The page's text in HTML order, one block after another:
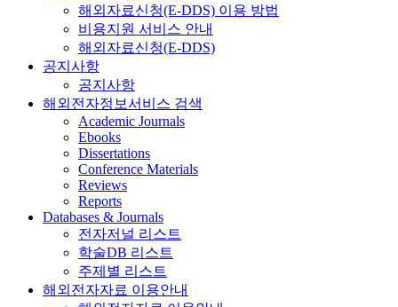
해외자료신청(E-DDS) 이용 방법
비용지원 서비스 안내
해외자료신청(E-DDS)
공지사항
공지사항
해외전자정보서비스 검색
Academic Journals
Ebooks
Dissertations
Conference Materials
Reviews
Reports
Databases & Journals
전자저널 리스트
학술DB 리스트
주제별 리스트
해외전자자료 이용안내